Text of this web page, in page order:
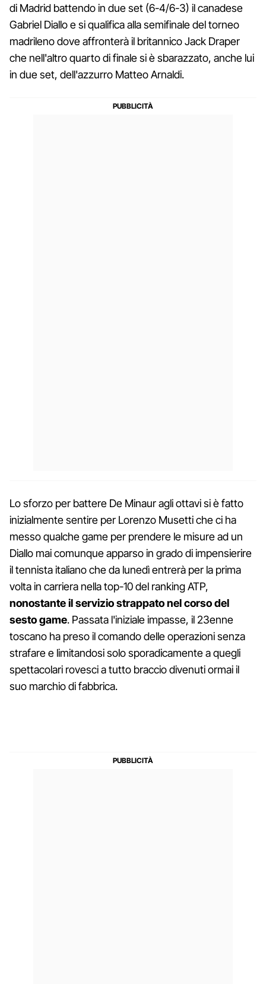
di Madrid battendo in due set (6-4/6-3) il canadese
Gabriel Diallo e si qualifica alla semifinale del torneo
madrileno dove affronterà il britannico Jack Draper
che nell'altro quarto di finale si è sbarazzato, anche lui
in due set, dell'azzurro Matteo Arnaldi.
Lo sforzo per battere De Minaur agli ottavi si è fatto
inizialmente sentire per Lorenzo Musetti che ci ha
messo qualche game per prendere le misure ad un
Diallo mai comunque apparso in grado di impensierire
il tennista italiano che da lunedì entrerà per la prima
volta in carriera nella top-10 del ranking ATP,
nonostante il servizio strappato nel corso del
sesto game. Passata l'iniziale impasse, il 23enne
toscano ha preso il comando delle operazioni senza
strafare e limitandosi solo sporadicamente a quegli
spettacolari rovesci a tutto braccio divenuti ormai il
suo marchio di fabbrica.